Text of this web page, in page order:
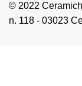
© 2022
n. 118 - 03023